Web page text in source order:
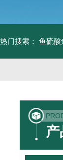
热门搜索： 鱼硫酸